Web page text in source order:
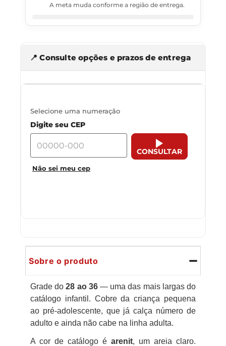
A meta muda conforme a região de entrega.
📍 Consulte opções e prazos de entrega
Selecione uma numeração
Digite seu CEP
CONSULTAR
Não sei meu cep
Sobre o produto
Grade do28 ao 36— uma das mais largas do
catálogo infantil. Cobre da criança pequena
ao pré-adolescente, que já calça número de
adulto e ainda não cabe na linha adulta.
A cor de catálogo é arenit, um areia claro.